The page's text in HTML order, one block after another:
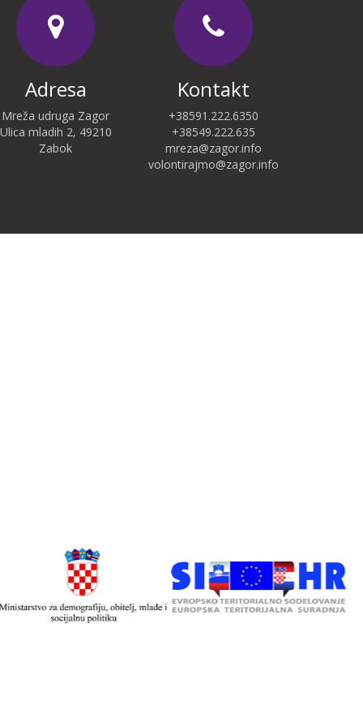
Adresa
Mreža udruga Zagor
Ulica mladih 2, 49210
Zabok
Kontakt
+38591.222.6350
+38549.222.635
mreza@zagor.info
volontirajmo@zagor.info